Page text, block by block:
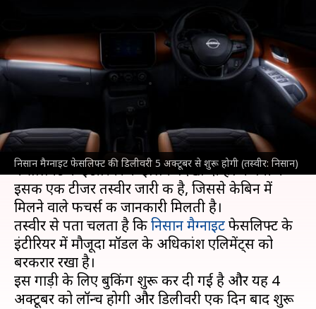
निसान मैग्नाइट फेसलिफ्ट की डिलीवरी 5 अक्टूबर से शुरू होगी (तस्वीर: निसान)
निसान मैग्नाइट फेसलिफ्ट के
इंटीरियर का हुआ खुलासा, जारी हुआ
टीजर
दिनेश चंद शर्मा
क्या है खबर?
ने लॉन्च से पहले अपनी आगामी मैग्नाइट
फेसलिफ्ट के इंटीरियर की झलक दिखा दी है। कंपनी ने
इसकी एक टीजर तस्वीर जारी की है, जिससे केबिन में
मिलने वाले फीचर्स की जानकारी मिलती है।
तस्वीर से पता चलता है किनिसान मैग्नाइटफेसलिफ्ट के
इंटीरियर में मौजूदा मॉडल के अधिकांश एलिमेंट्स को
बरकरार रखा है।
इस गाड़ी के लिए बुकिंग शुरू कर दी गई है और यह 4
अक्टूबर को लॉन्च होगी और डिलीवरी एक दिन बाद शुरू